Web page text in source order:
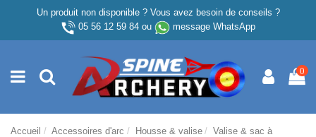
Un produit non disponible ? Vous avez besoin de conseils ?
05 56 12 59 84ou message WhatsApp
0
Accueil Accessoires d'arc Housse & valise
Valise & sac à